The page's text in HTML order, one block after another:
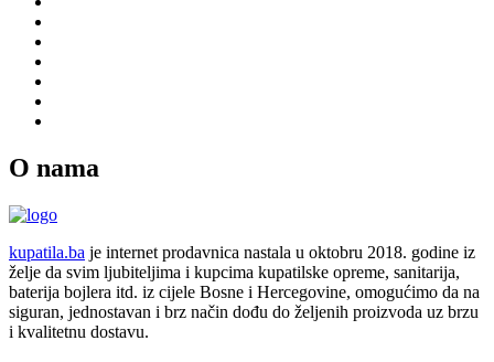
O nama
kupatila.ba je internet prodavnica nastala u oktobru 2018. godine iz
želje da svim ljubiteljima i kupcima kupatilske opreme, sanitarija,
baterija bojlera itd. iz cijele Bosne i Hercegovine, omogućimo da na
siguran, jednostavan i brz način dođu do željenih proizvoda uz brzu
i kvalitetnu dostavu.